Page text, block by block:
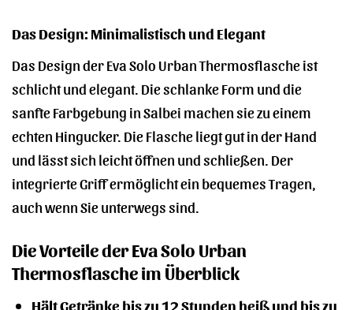
Das Design: Minimalistisch und Elegant
Das Design der Eva Solo Urban Thermosflasche ist
schlicht und elegant. Die schlanke Form und die
sanfte Farbgebung in Salbei machen sie zu einem
echten Hingucker. Die Flasche liegt gut in der Hand
und lässt sich leicht öffnen und schließen. Der
integrierte Griff ermöglicht ein bequemes Tragen,
auch wenn Sie unterwegs sind.
Die Vorteile der Eva Solo Urban
Thermosflasche im Überblick
Hält Getränke bis zu 12 Stunden heiß und bis zu